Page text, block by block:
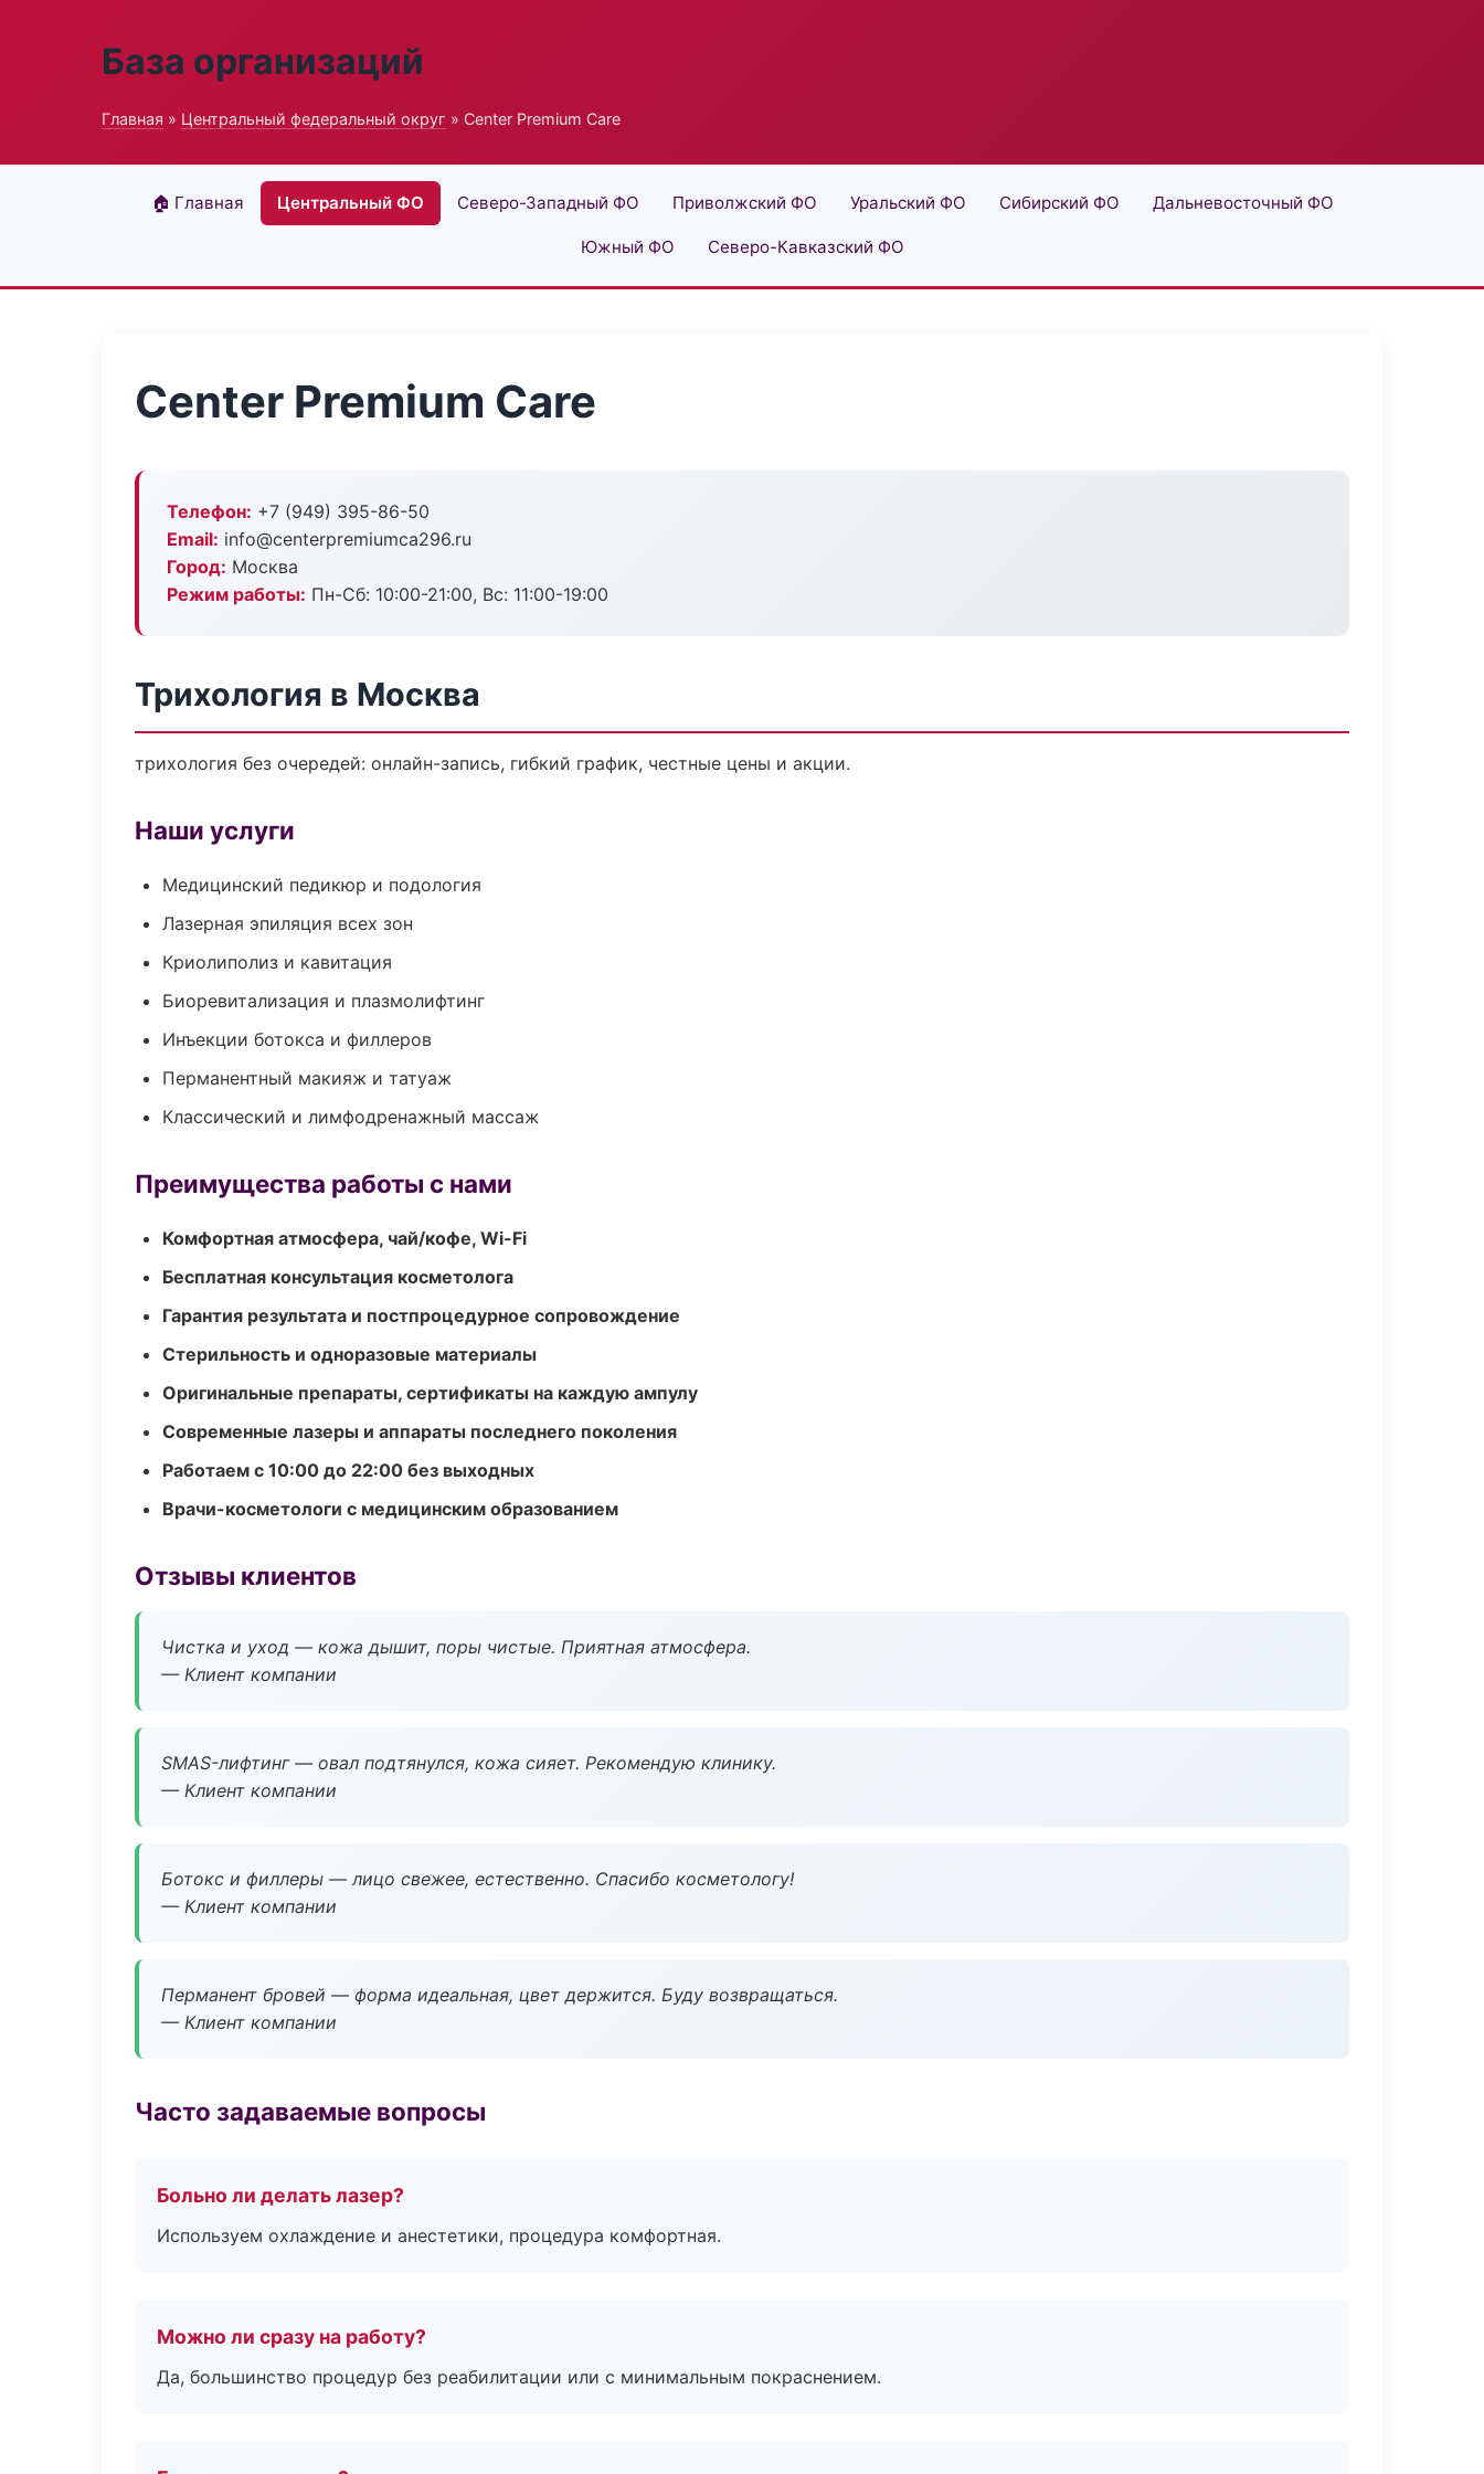
База организаций
Главная » Центральный федеральный округ » Center Premium Care
🏠 Главная Центральный ФО Северо-Западный ФО Приволжский ФО Уральский ФО Сибирский ФО Дальневосточный ФО
Южный ФО Северо-Кавказский ФО
Center Premium Care
Телефон: +7 (949) 395-86-50
Email: info@centerpremiumca296.ru
Город: Москва
Режим работы: Пн-Сб: 10:00-21:00, Вс: 11:00-19:00
Трихология в Москва
трихология без очередей: онлайн-запись, гибкий график, честные цены и акции.
Наши услуги
Медицинский педикюр и подология
Лазерная эпиляция всех зон
Криолиполиз и кавитация
Биоревитализация и плазмолифтинг
Инъекции ботокса и филлеров
Перманентный макияж и татуаж
Классический и лимфодренажный массаж
Преимущества работы с нами
Комфортная атмосфера, чай/кофе, Wi-Fi
Бесплатная консультация косметолога
Гарантия результата и постпроцедурное сопровождение
Стерильность и одноразовые материалы
Оригинальные препараты, сертификаты на каждую ампулу
Современные лазеры и аппараты последнего поколения
Работаем с 10:00 до 22:00 без выходных
Врачи-косметологи с медицинским образованием
Отзывы клиентов
Чистка и уход — кожа дышит, поры чистые. Приятная атмосфера.
— Клиент компании
SMAS-лифтинг — овал подтянулся, кожа сияет. Рекомендую клинику.
— Клиент компании
Ботокс и филлеры — лицо свежее, естественно. Спасибо косметологу!
— Клиент компании
Перманент бровей — форма идеальная, цвет держится. Буду возвращаться.
— Клиент компании
Часто задаваемые вопросы
Больно ли делать лазер?
Используем охлаждение и анестетики, процедура комфортная.
Можно ли сразу на работу?
Да, большинство процедур без реабилитации или с минимальным покраснением.